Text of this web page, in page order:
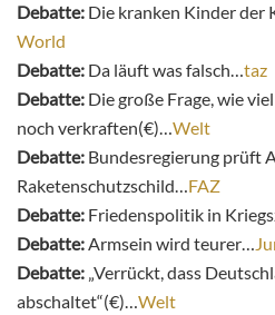
Debatte: Die kranken Kinder der
World
Debatte: Da läuft was falsch…taz
Debatte: Die große Frage, wie
noch verkraften(€)…Welt
Debatte: Bundesregierung prüft
Raketenschutzschild…FAZ
Debatte: Friedenspolitik in
Debatte:Armsein wird teurer…
Debatte: „Verrückt, dass
abschaltet“(€)…Welt